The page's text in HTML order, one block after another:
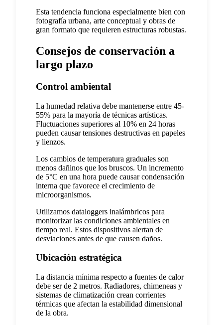
Esta tendencia funciona especialmente bien con
fotografía urbana, arte conceptual y obras de
gran formato que requieren estructuras robustas.
Consejos de conservación a
largo plazo
Control ambiental
La humedad relativa debe mantenerse entre 45-
55% para la mayoría de técnicas artísticas.
Fluctuaciones superiores al 10% en 24 horas
pueden causar tensiones destructivas en papeles
y lienzos.
Los cambios de temperatura graduales son
menos dañinos que los bruscos. Un incremento
de 5°C en una hora puede causar condensación
interna que favorece el crecimiento de
microorganismos.
Utilizamos dataloggers inalámbricos para
monitorizar las condiciones ambientales en
tiempo real. Estos dispositivos alertan de
desviaciones antes de que causen daños.
Ubicación estratégica
La distancia mínima respecto a fuentes de calor
debe ser de 2 metros. Radiadores, chimeneas y
sistemas de climatización crean corrientes
térmicas que afectan la estabilidad dimensional
de la obra.